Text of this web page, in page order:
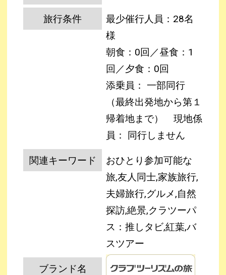
旅行条件
最少催行人員：28名
様
朝食：0回／昼食：1
回／夕食：0回
添乗員： 一部同行
（最終出発地から第１
帰着地まで）
現地係
員： 同行しません
関連キーワード
おひとり参加可能な
旅,友人同士,家族旅行,
夫婦旅行,グルメ,自然
探訪,絶景,クラツーパ
ス：推しタビ,紅葉,バ
スツアー
ブランド名